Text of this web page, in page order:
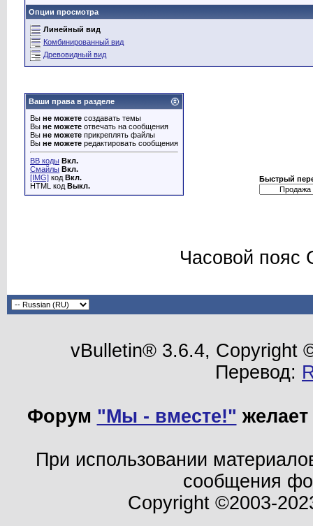
Опции просмотра
Линейный вид
Комбинированный вид
Древовидный вид
Ваши права в разделе
Вы не можете создавать темы
Вы не можете отвечать на сообщения
Вы не можете прикреплять файлы
Вы не можете редактировать сообщения
BB коды Вкл.
Смайлы Вкл.
[IMG] код Вкл.
HTML код Выкл.
Быстрый
Часовой пояс
vBulletin® 3.6.4, Copyright
Перевод:
Форум "Мы - вместе!"
При использовании
сообщения
Copyright ©2003-